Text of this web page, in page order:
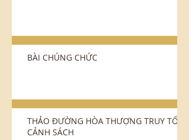
BÀI CHÚNG CHỨC
THẢO ÐƯỜNG HÒA THƯỢNG TRUY TỐ
CẢNH SÁCH